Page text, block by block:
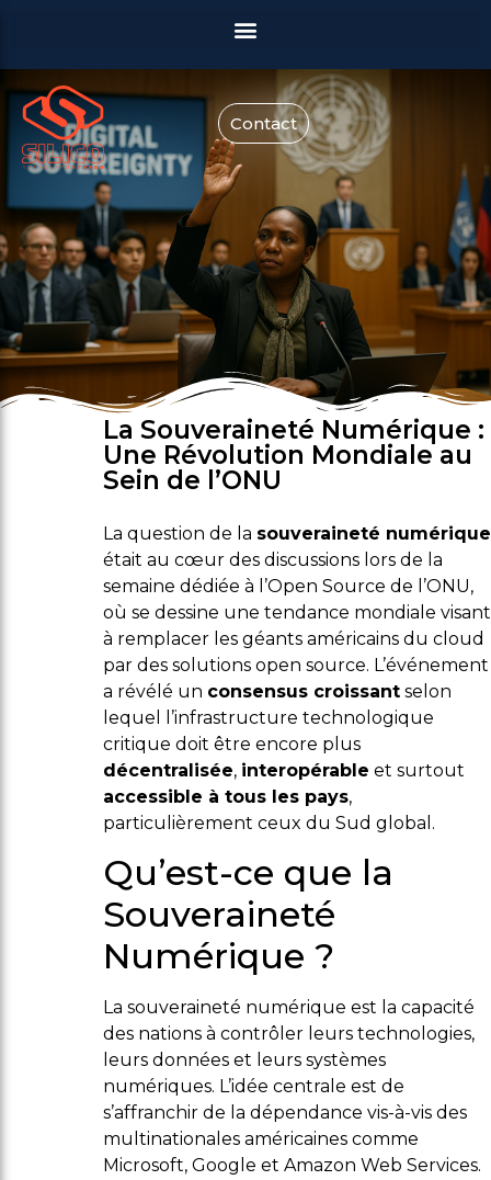
Contact
La Souveraineté Numérique :
Une Révolution Mondiale au
Sein de l’ONU
La question de la souveraineté numérique
était au cœur des discussions lors de la
semaine dédiée à l’Open Source de l’ONU,
où se dessine une tendance mondiale visant
à remplacer les géants américains du cloud
par des solutions open source. L’événement
a révélé un consensus croissant selon
lequel l’infrastructure technologique
critique doit être encore plus
décentralisée, interopérable et surtout
accessible à tous les pays,
particulièrement ceux du Sud global.
Qu’est-ce que la
Souveraineté
Numérique ?
La souveraineté numérique est la capacité
des nations à contrôler leurs technologies,
leurs données et leurs systèmes
numériques. L’idée centrale est de
s’affranchir de la dépendance vis-à-vis des
multinationales américaines comme
Microsoft, Google et Amazon Web Services.